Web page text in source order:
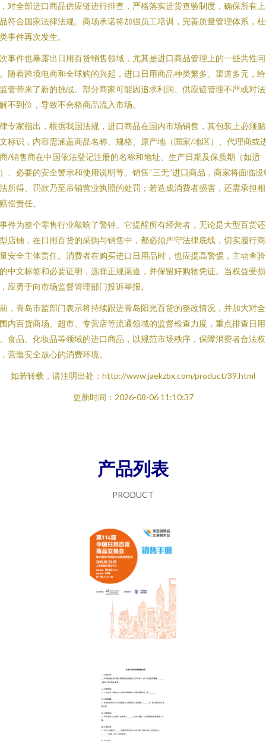
对全部进口商品供应链进行排查，严格落实进货查验制度，确保所有
符合国家法律法规。商场承诺将加强员工培训，完善质量管理体系，
事件再次发生。
事件也暴露出日用百货销售领域，尤其是进口商品管理上的一些共性问
随着跨境电商和全球购的兴起，进口日用商品种类繁多、渠道多元，
管带来了新的挑战。部分商家可能因追求利润、供应链管理不严或对
不到位，导致不合格商品流入市场。
专家指出，根据我国法规，进口商品在国内市场销售，其包装上必须
标识，内容需涵盖商品名称、规格、原产地（国家/地区）、代理商或
/销售商在中国依法登记注册的名称和地址、生产日期及保质期（如适
、必要的安全警示和使用说明等。销售“三无”进口商品，商家将面临没
所得、罚款乃至吊销营业执照的处罚；若造成消费者损害，还需承担
偿责任。
件为整个零售行业敲响了警钟。它提醒所有经营者，无论是大型百货
店铺，在日用百货的采购与销售中，都必须严守法律底线，切实履行
安全主体责任。消费者在购买进口日用品时，也应提高警惕，主动查
中文标签和必要证明，选择正规渠道，并保留好购物凭证。当权益受损
应勇于向市场监督管理部门投诉举报。
，青岛市监部门表示将持续跟进青岛阳光百货的整改情况，并加大对
内百货商场、超市、专营店等流通领域的监督检查力度，重点排查日
食品、化妆品等领域的进口商品，以规范市场秩序，保障消费者合法权
营造安全放心的消费环境。
如若转载，请注明出处：http://www.jaekzbx.com/product/39.html
更新时间：2026-08-06 11:10:37
产品列表
PRODUCT